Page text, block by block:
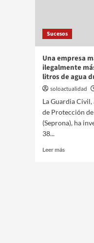
Sucesos
Una empresa
ilegalmente
litros de agua
soloactualidad
La Guardia
de Protección
(Seprona), ha
38...
Leer más